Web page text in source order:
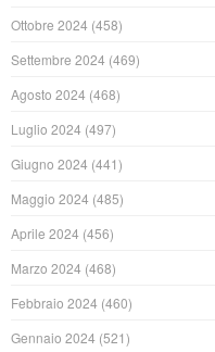
Ottobre 2024 (458)
Settembre 2024 (469)
Agosto 2024 (468)
Luglio 2024 (497)
Giugno 2024 (441)
Maggio 2024 (485)
Aprile 2024 (456)
Marzo 2024 (468)
Febbraio 2024 (460)
Gennaio 2024 (521)